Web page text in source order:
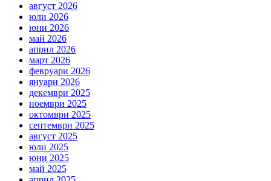
август 2026
юли 2026
юни 2026
май 2026
април 2026
март 2026
февруари 2026
януари 2026
декември 2025
ноември 2025
октомври 2025
септември 2025
август 2025
юли 2025
юни 2025
май 2025